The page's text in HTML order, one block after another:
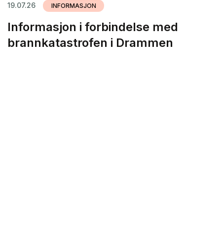
19.07.26 INFORMASJON
Informasjon i forbindelse med
brannkatastrofen i Drammen